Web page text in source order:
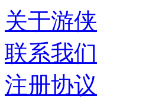
关于游侠
联系我们
注册协议